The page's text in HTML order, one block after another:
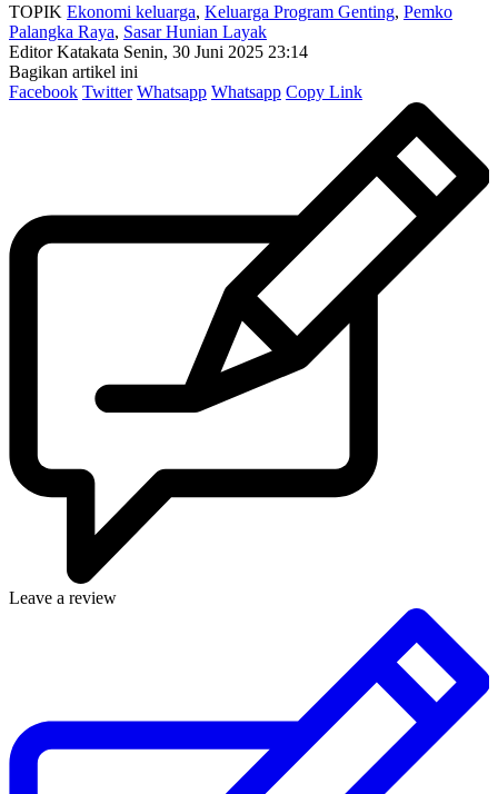
TOPIK Ekonomi keluarga, Keluarga Program Genting, Pemko
Palangka Raya, Sasar Hunian Layak
Editor Katakata Senin, 30 Juni 2025 23:14
Bagikan artikel ini
Facebook Twitter Whatsapp Whatsapp Copy Link
Leave a review